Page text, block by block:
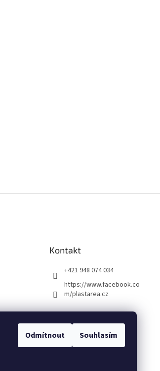
Odmítnout Souhlasím
Kontakt
+421 948 074 034
https://www.facebook.co
m/plastarea.cz